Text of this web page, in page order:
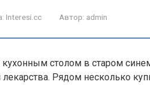
Interesi.cc Автор: admin
столом в старом
лекарства. Рядом несколько